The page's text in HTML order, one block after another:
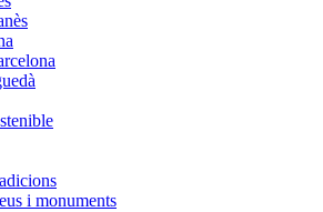
i monuments